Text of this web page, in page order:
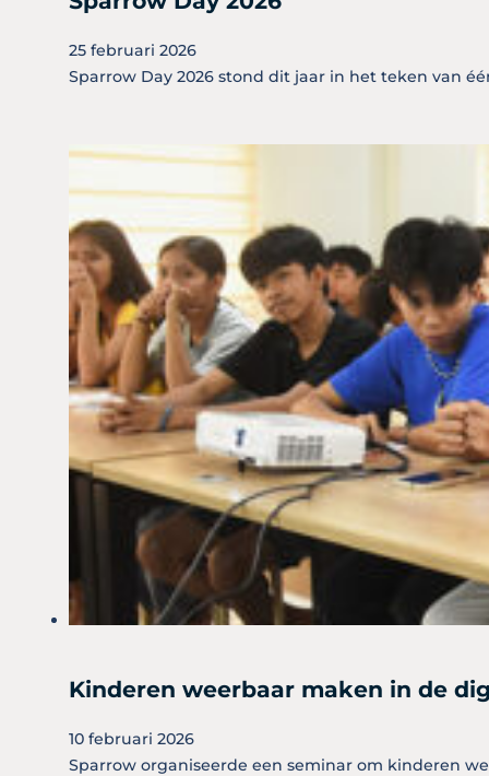
25 februari 2026
Sparrow Day 2026 stond dit jaar in het teken van
Kinderen weerbaar maken in de
10 februari 2026
Sparrow organiseerde een seminar om kinderen